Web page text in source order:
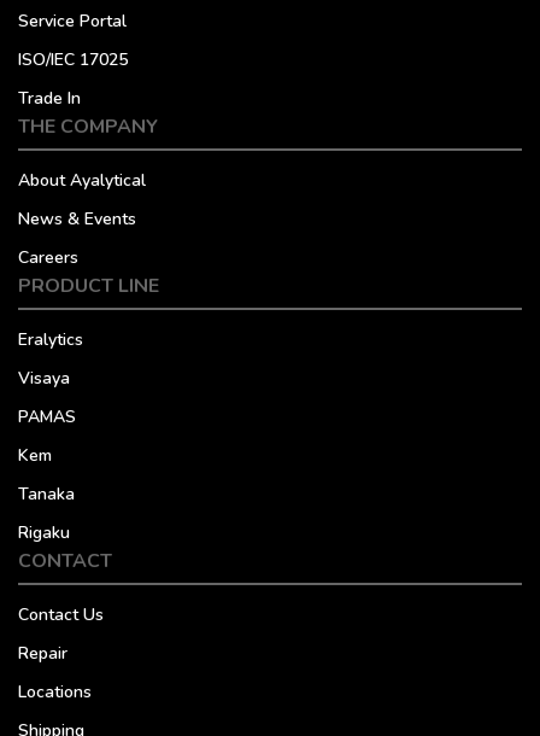
Service Portal
ISO/IEC 17025
Trade In
THE COMPANY
About Ayalytical
News & Events
Careers
PRODUCT LINE
Eralytics
Visaya
PAMAS
Kem
Tanaka
Rigaku
CONTACT
Contact Us
Repair
Locations
Shipping